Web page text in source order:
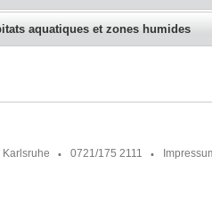
aquatiques et zones humides
Karlsruhe 0721/175 2111